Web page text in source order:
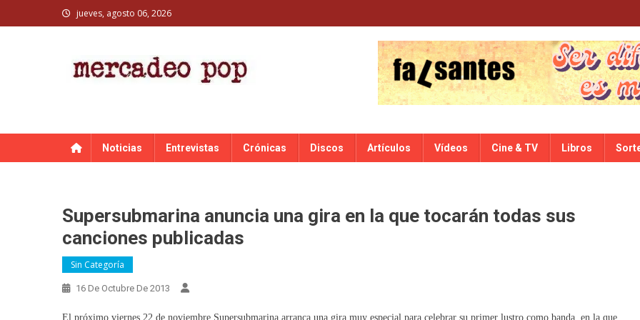
to
jueves, agosto 06, 2026
Noticias Entrevistas Crónicas Discos Artículos Vídeos Cine & TV Libros
Supersubmarina anuncia una gira en la que tocarán todas sus
canciones publicadas
Sin Categoría
16 De Octubre De 2013
El próximo viernes 22 de noviembre Supersubmarina arranca una gira muy especial para celebrar su primer lustro como banda, en la que